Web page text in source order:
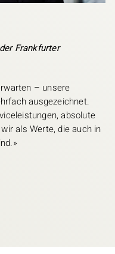
Frankfurter
– unsere
ausgezeichnet.
absolute
als Werte, die auch in